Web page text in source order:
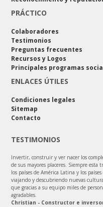
PRÁCTICO
Colaboradores
Testimonios
Preguntas frecuentes
Recursos y Logos
Principales programas
ENLACES ÚTILES
Condiciones legales
Sitemap
Contacto
TESTIMONIOS
Invertir, construir y ver nacer los
de sus mayores placeres. Siempre esta
los países de América Latina y los
viajando y descubriendo nuevas
que gracias a su equipo miles de
agradables.
Christian - Constructor e